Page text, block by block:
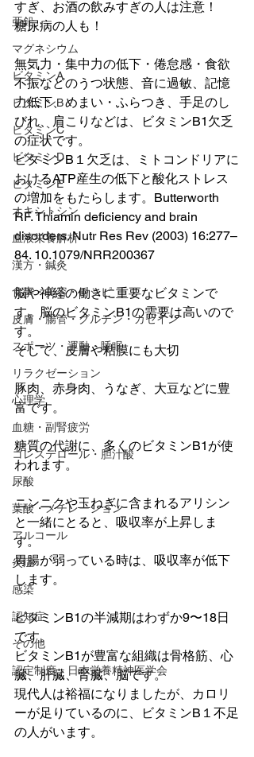
亜鉛
マグネシウム
ビタミンA
ビタミンB
ビタミンC
ビタミンD
ビタミンE
オキシトシン
血液栄養解析
漢方・鍼灸
食事・美容・レシピ
皮膚・腸管・グルテン・カゼイン
スポーツ・運動・睡眠
リラクゼーション
心理学
血糖・副腎疲労
コレステロール・胆汁酸
尿酸
葉酸・メチレーション
アルコール
炎症
感染
認知症
その他
認定制度 日本栄養精神医学会
すぎ、お酒の飲みすぎの人は注意！
糖尿病の人も！
無気力・集中力の低下・倦怠感・食欲
不振などのうつ状態、音に過敏、記憶
力低下、めまい・ふらつき、手足のし
びれ、肩こりなどは、ビタミンB1欠乏
の症状です。
ビタミンB１欠乏は、ミトコンドリアに
おけるATP産生の低下と酸化ストレス
の増加をもたらします。Butterworth
RF. Thiamin deficiency and brain
disorders. Nutr Res Rev (2003) 16:277–
84. 10.1079/NRR200367
脳や神経の働きに重要なビタミンで
す。脳のビタミンB1の需要は高いので
す。
そして、皮膚や粘膜にも大切
豚肉、赤身肉、うなぎ、大豆などに豊
富です。
糖質の代謝に、多くのビタミンB1が使
われます。
ニンニクや玉ねぎに含まれるアリシン
と一緒にとると、吸収率が上昇しま
す。
胃腸が弱っている時は、吸収率が低下
します。
ビタミンB1の半減期はわずか9〜18日
です。
ビタミンB1が豊富な組織は骨格筋、心
臓、肝臓、腎臓、脳です。
現代人は裕福になりましたが、カロリ
ーが足りているのに、ビタミンB１不足
の人がいます。